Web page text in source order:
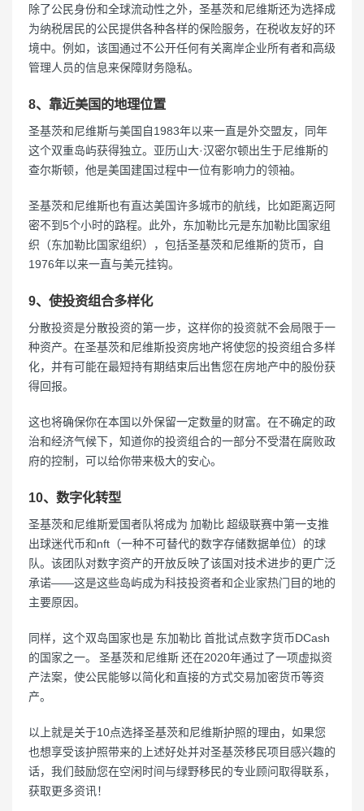
除了公民身份和全球流动性之外，圣基茨和尼维斯还为选择成
为纳税居民的公民提供各种各样的保险服务，在税收友好的环
境中。例如，该国通过不公开任何有关离岸企业所有者和高级
管理人员的信息来保障财务隐私。
8、靠近美国的地理位置
圣基茨和尼维斯与美国自1983年以来一直是外交盟友，同年
这个双重岛屿获得独立。亚历山大·汉密尔顿出生于尼维斯的
查尔斯顿，他是美国建国过程中一位有影响力的领袖。
圣基茨和尼维斯也有直达美国许多城市的航线，比如距离迈阿
密不到5个小时的路程。此外，东加勒比元是东加勒比国家组
织（东加勒比国家组织），包括圣基茨和尼维斯的货币，自
1976年以来一直与美元挂钩。
9、使投资组合多样化
分散投资是分散投资的第一步，这样你的投资就不会局限于一
种资产。在圣基茨和尼维斯投资房地产将使您的投资组合多样
化，并有可能在最短持有期结束后出售您在房地产中的股份获
得回报。
这也将确保你在本国以外保留一定数量的财富。在不确定的政
治和经济气候下，知道你的投资组合的一部分不受潜在腐败政
府的控制，可以给你带来极大的安心。
10、数字化转型
圣基茨和尼维斯爱国者队将成为 加勒比 超级联赛中第一支推
出球迷代币和nft（一种不可替代的数字存储数据单位）的球
队。该团队对数字资产的开放反映了该国对技术进步的更广泛
承诺——这是这些岛屿成为科技投资者和企业家热门目的地的
主要原因。
同样，这个双岛国家也是 东加勒比 首批试点数字货币DCash
的国家之一。 圣基茨和尼维斯 还在2020年通过了一项虚拟资
产法案，使公民能够以简化和直接的方式交易加密货币等资
产。
以上就是关于10点选择圣基茨和尼维斯护照的理由，如果您
也想享受该护照带来的上述好处并对圣基茨移民项目感兴趣的
话，我们鼓励您在空闲时间与绿野移民的专业顾问取得联系，
获取更多资讯！